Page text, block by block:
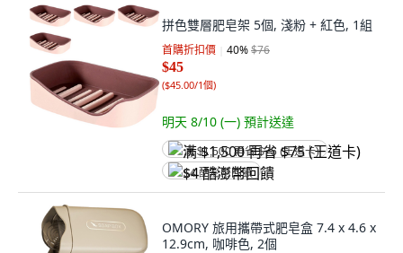
拼色雙層肥皂架 5個, 淺粉 + 紅色, 1組
首購折扣價 40%$76
$45
($45.00/1個)
明天 8/10 (一) 預計送達
满 $1,500 再省 $75 (王道卡)
$4 酷澎幣回饋
OMORY 旅用攜帶式肥皂盒 7.4 x 4.6 x
12.9cm, 咖啡色, 2個